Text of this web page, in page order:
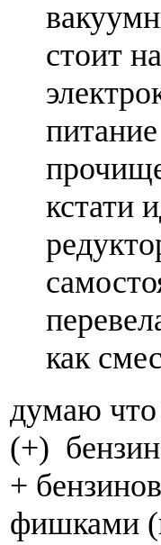
стоит
кстати
как
думаю что
(+)
+
фишками